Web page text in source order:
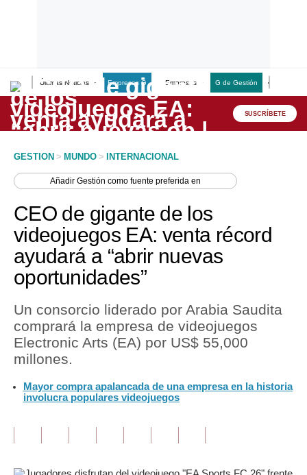
Últimas Noticias Empresas G Empresas G de Gestión
Lo último
Peru Quiosco
Economía
Mercados
Perú
Política
Tu Dinero
Finanzas Personales
Inmobiliarias
Opinión
Editorial
SUSCRÍBETE
GESTION > MUNDO > INTERNACIONAL
AñadirGestión como fuente preferida en
CEO de gigante de los
videojuegos EA: venta récord
ayudará a “abrir nuevas
oportunidades”
Un consorcio liderado por Arabia Saudita
comprará la empresa de videojuegos
Electronic Arts (EA) por US$ 55,000
millones.
Mayor compra apalancada de una empresa en la historia
involucra populares videojuegos